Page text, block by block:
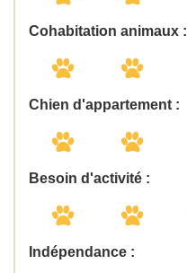
Cohabitation animaux :
Chien d'appartement :
Besoin d'activité :
Indépendance :